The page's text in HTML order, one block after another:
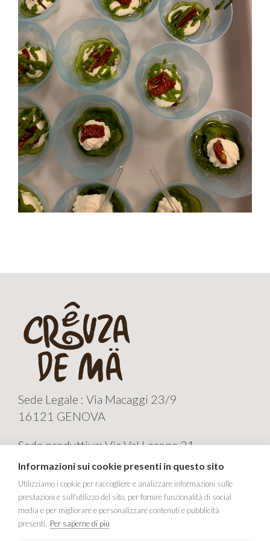
Sede Legale : Via Macaggi 23/9
16121 GENOVA
Sede produttiva: Via Val Lerone 21
16011 ARENZANO GE
CREUZA de MA' Sas
Tel e fax +39 010 9823189
P.IVA 01745840999
Informazioni sui cookie presenti in questo sito
Utilizziamo i cookie per raccogliere e analizzare informazioni sulle
prestazioni e sull'utilizzo del sito, per fornire funzionalità di social
media e per migliorare e personalizzare contenuti e pubblicità
presenti. Per saperne di più